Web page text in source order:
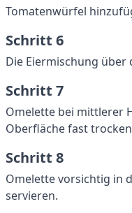
Tomatenwürfel
Schritt 6
Die Eiermischung über
Schritt 7
Omelette bei mittlerer
Oberfläche fast
Schritt 8
Omelette vorsichtig in
servieren.